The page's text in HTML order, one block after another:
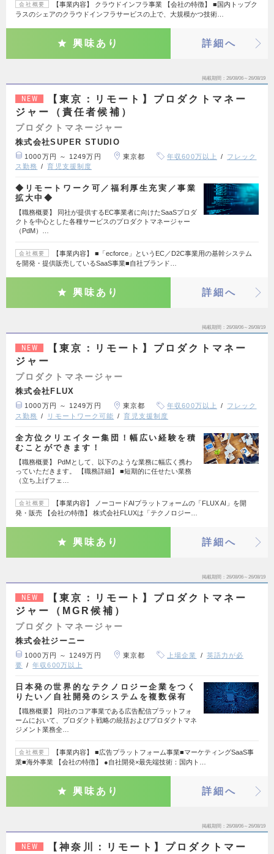
会社概要
【事業内容】 クラウドインフラ事業 【会社の特徴】 ■国内トップク
ラスのシェアのクラウドインフラサービスの上で、大規模かつ技術…
興味あり 詳細へ
掲載期間 26/08/06～26/08/19
NEW
【東京：リモート】プロダクトマネー
ジャー（責任者候補）
プロダクトマネージャー
株式会社SUPER STUDIO
1000万円 ～ 1249万円 東京都 年収600万以上
フレック
ス勤務
育児支援制度
◆リモートワーク可／福利厚生充実／事業
拡大中◆
【職務概要】 同社が提供するEC事業者に向けたSaaSプロダ
クトを中心とした各種サービスのプロダクトマネージャー
（PdM）…
会社概要
【事業内容】 ■「ecforce」というEC／D2C事業用の基幹システム
を開発・提供販売しているSaaS事業■自社ブランド…
興味あり 詳細へ
掲載期間 26/08/06～26/08/19
NEW
【東京：リモート】プロダクトマネー
ジャー
プロダクトマネージャー
株式会社FLUX
1000万円 ～ 1249万円 東京都 年収600万以上
フレック
ス勤務
リモートワーク可能 育児支援制度
全方位クリエイター集団！幅広い経験を積
むことができます！
【職務概要】 PdMとして、以下のような業務に幅広く携わ
っていただきます。 【職務詳細】 ■短期的に任せたい業務
（立ち上げフェ…
会社概要
【事業内容】 ノーコードAIプラットフォームの「FLUX AI」を開
発・販売 【会社の特徴】 株式会社FLUXは「テクノロジー…
興味あり 詳細へ
掲載期間 26/08/06～26/08/19
NEW
【東京：リモート】プロダクトマネー
ジャー（MGR候補）
プロダクトマネージャー
株式会社ジーニー
1000万円 ～ 1249万円 東京都 上場企業
英語力が必
要
年収600万以上
日本発の世界的なテクノロジー企業をつく
りたい／自社開発のシステムを複数保有
【職務概要】 同社のコア事業である広告配信プラットフォ
ームにおいて、プロダクト戦略の統括およびプロダクトマネ
ジメント業務全…
会社概要
【事業内容】 ■広告プラットフォーム事業■マーケティングSaaS事
業■海外事業 【会社の特徴】 ●自社開発×最先端技術：国内ト…
興味あり 詳細へ
掲載期間 26/08/06～26/08/19
NEW
【神奈川：リモート】プロダクトマー